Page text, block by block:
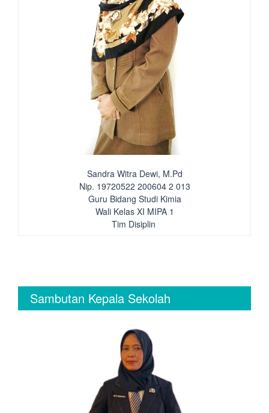
Sandra Witra Dewi, M.Pd
Nip. 19720522 200604 2 013
Guru Bidang Studi Kimia
Wali Kelas XI MIPA 1
Tim Disiplin
Sambutan Kepala Sekolah